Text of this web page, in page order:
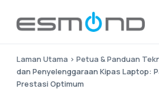
Laman Utama › Petua & Panduan
dan Penyelenggaraan Kipas Laptop:
Prestasi Optimum